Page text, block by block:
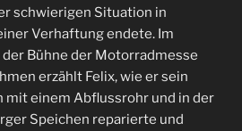
schwierigen Situation in
Verhaftung endete. Im
Bühne der Motorradmesse
erzählt Felix, wie er sein
mit einem Abflussrohr und in der
Speichen reparierte und